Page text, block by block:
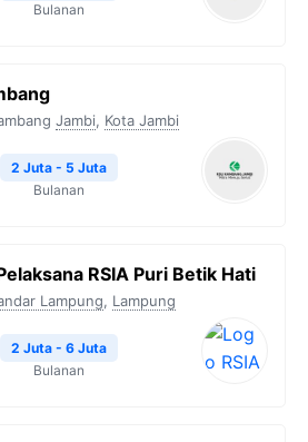
Bulanan
Jambi, Kota Jambi
2 Juta - 5 Juta
Bulanan
RSIA Puri Betik Hati
Lampung, Lampung
2 Juta - 6 Juta
Bulanan